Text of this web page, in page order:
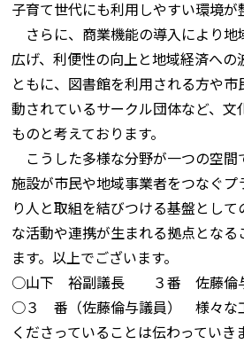
子育て世代にも利用しやすい環境が
さらに、商業機能の導入により地
広げ、利便性の向上と地域経済への
ともに、図書館を利用される方や
動されているサークル団体など、文
ものと考えております。
こうした多様な分野が一つの空間
施設が市民や地域事業者をつなぐプ
り人と取組を結びつける基盤とし
な活動や連携が生まれる拠点となる
ます。以上でございます。
○山下 裕副議長 ３番 佐藤倫与
○３ 番（佐藤倫与議員） 様々な
くださっていることは伝わっていき